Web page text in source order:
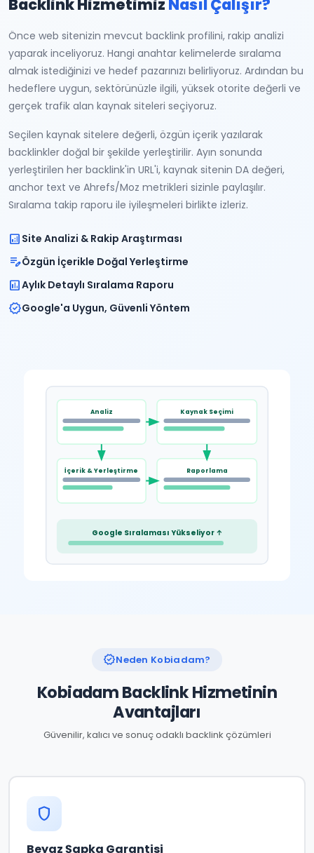
Backlink Hizmetimiz Nasıl Çalışır?
Önce web sitenizin mevcut backlink profilini, rakip analizi
yaparak inceliyoruz. Hangi anahtar kelimelerde sıralama
almak istediğinizi ve hedef pazarınızı belirliyoruz. Ardından bu
hedeflere uygun, sektörünüzle ilgili, yüksek otorite değerli ve
gerçek trafik alan kaynak siteleri seçiyoruz.
Seçilen kaynak sitelere değerli, özgün içerik yazılarak
backlinkler doğal bir şekilde yerleştirilir. Ayın sonunda
yerleştirilen her backlink'in URL'i, kaynak sitenin DA değeri,
anchor text ve Ahrefs/Moz metrikleri sizinle paylaşılır.
Sıralama takip raporu ile iyileşmeleri birlikte izleriz.
analytics Site Analizi & Rakip Araştırması
edit_noteÖzgün İçerikle Doğal Yerleştirme
assessmentAylık Detaylı Sıralama Raporu
verifiedGoogle'a Uygun, Güvenli Yöntem
Analiz Kaynak Seçimi
İçerik & Yerleştirme Raporlama
Google Sıralaması Yükseliyor ↑
verifiedNeden Kobiadam?
Kobiadam Backlink Hizmetinin
Avantajları
Güvenilir, kalıcı ve sonuç odaklı backlink çözümleri
shield
Beyaz Şapka Garantisi